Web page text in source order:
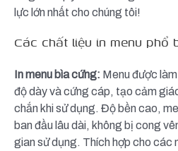
lực lớn nhất cho chúng tôi!
Các chất liệu in menu phổ
In menu bìa cứng: Menu được
độ dày và cứng cáp, tạo cảm
chắn khi sử dụng. Độ bền cao,
ban đầu lâu dài, không bị cong
gian sử dụng. Thích hợp cho các